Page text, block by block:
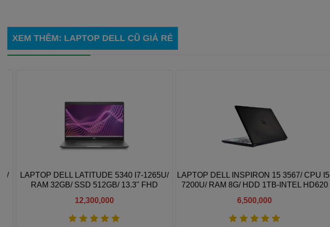
XEM THÊM: LAPTOP DELL CŨ GIÁ RẺ
LAPTOP DELL LATITUDE 5340 I7-1265U/
RAM 32GB/ SSD 512GB/ 13.3" FHD
12,300,000
LAPTOP DELL INSPIRON 15 3567/ CPU I5-
7200U/ RAM 8G/ HDD 1TB-INTEL HD620
6,500,000